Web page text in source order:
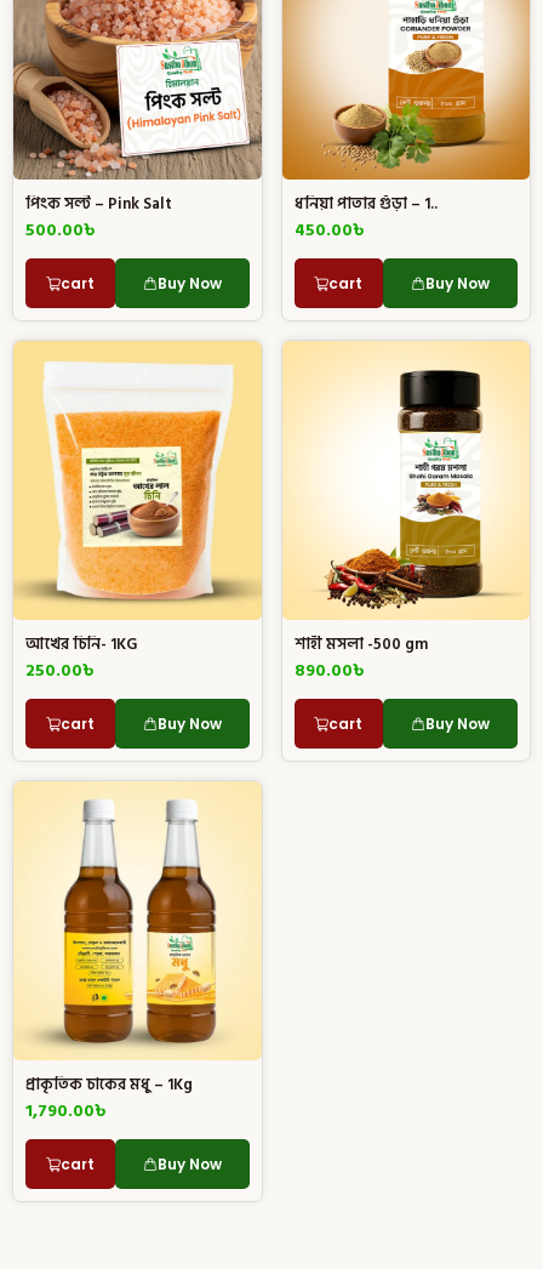
পিংক সল্ট – Pink Salt
500.00৳
cart Buy Now
ধনিয়া পাতার গুঁড়া – 1..
450.00৳
cart Buy Now
আখের চিনি- 1KG
250.00৳
cart Buy Now
শাহী মসলা -500 gm
890.00৳
cart Buy Now
প্রাকৃতিক চাকের মধু – 1Kg
1,790.00৳
cart Buy Now